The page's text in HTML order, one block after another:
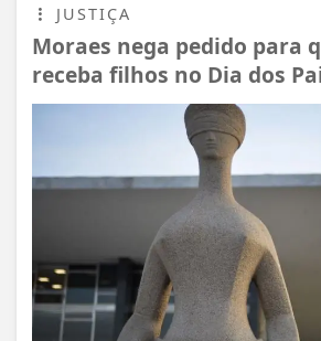
JUSTIÇA
Moraes nega pedido para
receba filhos no Dia dos